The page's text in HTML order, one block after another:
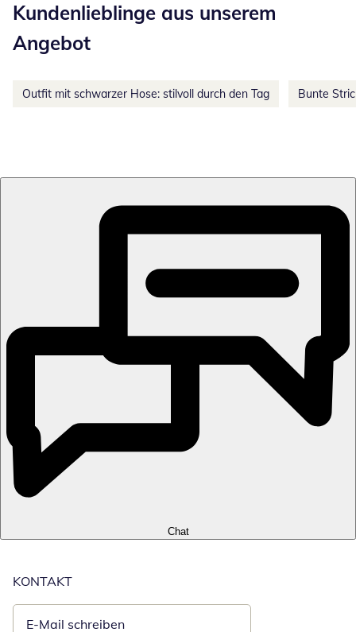
Kundenlieblinge aus unserem
Angebot
Outfit mit schwarzer Hose: stilvoll durch den Tag Bunte
Chat
KONTAKT
E-Mail schreiben